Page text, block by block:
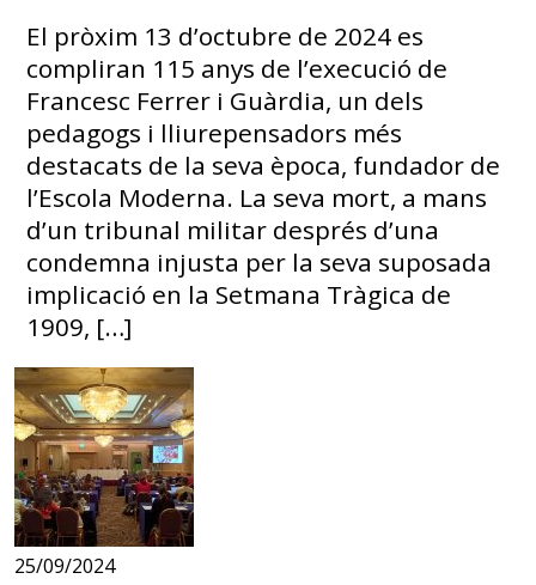
El pròxim 13 d’octubre de 2024 es
compliran 115 anys de l’execució de
Francesc Ferrer i Guàrdia, un dels
pedagogs i lliurepensadors més
destacats de la seva època, fundador de
l’Escola Moderna. La seva mort, a mans
d’un tribunal militar després d’una
condemna injusta per la seva suposada
implicació en la Setmana Tràgica de
1909, […]
25/09/2024